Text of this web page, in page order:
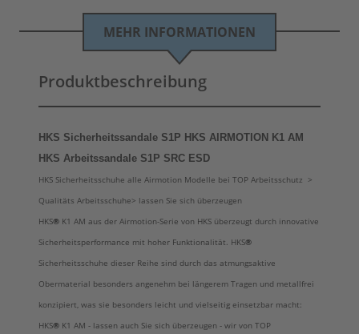
MEHR INFORMATIONEN
Produktbeschreibung
HKS Sicherheitssandale S1P HKS AIRMOTION K1 AM
HKS Arbeitssandale S1P SRC ESD
HKS Sicherheitsschuhe alle Airmotion Modelle bei TOP Arbeitsschutz >
Qualitäts Arbeitsschuhe> lassen Sie sich überzeugen
HKS® K1 AM aus der Airmotion-Serie von HKS überzeugt durch innovative
Sicherheitsperformance mit hoher Funktionalität. HKS®
Sicherheitsschuhe dieser Reihe sind durch das atmungsaktive
Obermaterial besonders angenehm bei längerem Tragen und metallfrei
konzipiert, was sie besonders leicht und vielseitig einsetzbar macht:
HKS® K1 AM - lassen auch Sie sich überzeugen - wir von TOP